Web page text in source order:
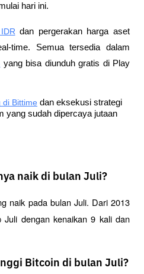
hari ini.
dan pergerakan harga aset
time. Semua tersedia dalam
yang bisa diunduh gratis di Play
di Bittime dan eksekusi strategi
yang sudah dipercaya jutaan
naik di bulan Juli?
naik pada bulan Juli. Dari 2013
Juli dengan kenaikan 9 kali dan
Bitcoin di bulan Juli?